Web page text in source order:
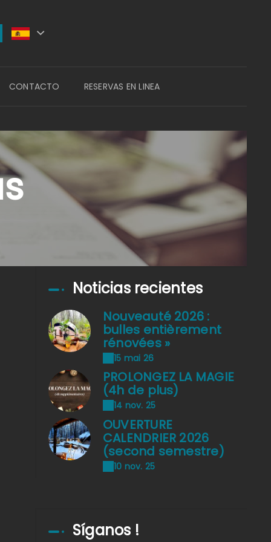
CONTACTO RESERVAS EN LINEA
Noticias recientes
Nouveauté 2026 :
bulles entièrement
rénovées »
15 mai 26
PROLONGEZ LA MAGIE
(4h de plus)
14 nov. 25
OUVERTURE
CALENDRIER 2026
(second semestre)
10 nov. 25
Síganos !